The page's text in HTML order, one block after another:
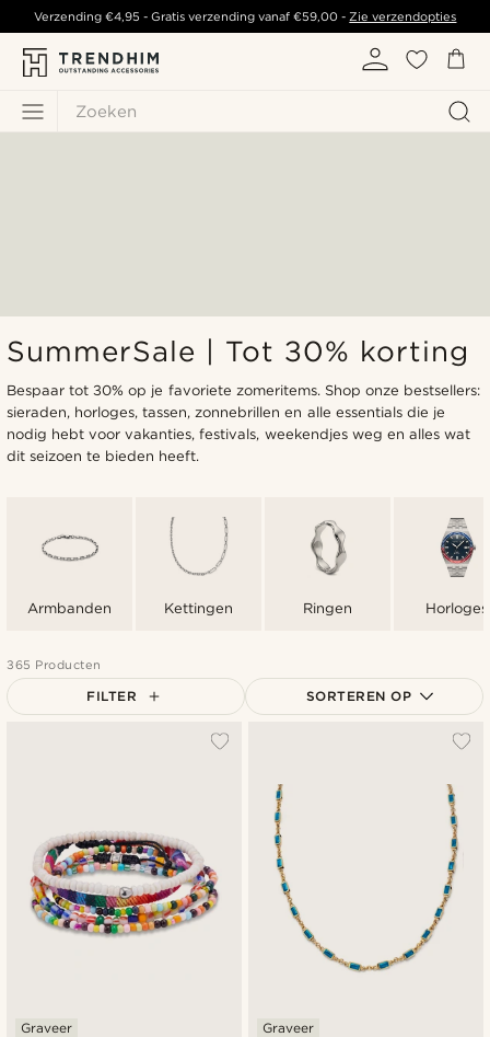
Zoeken
Verzending €4,95 - Gratis verzending vanaf€59,00 -Zie verzendopties
SummerSale | Tot 30% korting
Bespaar tot 30% op je favoriete zomeritems. Shop onze bestsellers:
sieraden, horloges, tassen, zonnebrillen en alle essentials die je
nodig hebt voor vakanties, festivals, weekendjes weg en alles wat
dit seizoen te bieden heeft.
Armbanden Kettingen Ringen Horloges
365 Producten
FILTER SORTEREN OP
Laagste prijs
Hoogste prijs
Graveer Graveer